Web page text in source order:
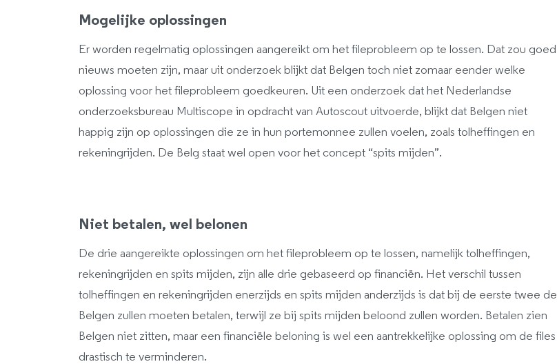
Mogelijke oplossingen
Er worden regelmatig oplossingen aangereikt om het fileprobleem op te lossen. Dat zou goed
nieuws moeten zijn, maar uit onderzoek blijkt dat Belgen toch niet zomaar eender welke
oplossing voor het fileprobleem goedkeuren. Uit een onderzoek dat het Nederlandse
onderzoeksbureau Multiscope in opdracht van Autoscout uitvoerde, blijkt dat Belgen niet
happig zijn op oplossingen die ze in hun portemonnee zullen voelen, zoals tolheffingen en
rekeningrijden. De Belg staat wel open voor het concept “spits mijden”.
Niet betalen, wel belonen
De drie aangereikte oplossingen om het fileprobleem op te lossen, namelijk tolheffingen,
rekeningrijden en spits mijden, zijn alle drie gebaseerd op financiën. Het verschil tussen
tolheffingen en rekeningrijden enerzijds en spits mijden anderzijds is dat bij de eerste twee de
Belgen zullen moeten betalen, terwijl ze bij spits mijden beloond zullen worden. Betalen zien
Belgen niet zitten, maar een financiële beloning is wel een aantrekkelijke oplossing om de files
drastisch te verminderen.